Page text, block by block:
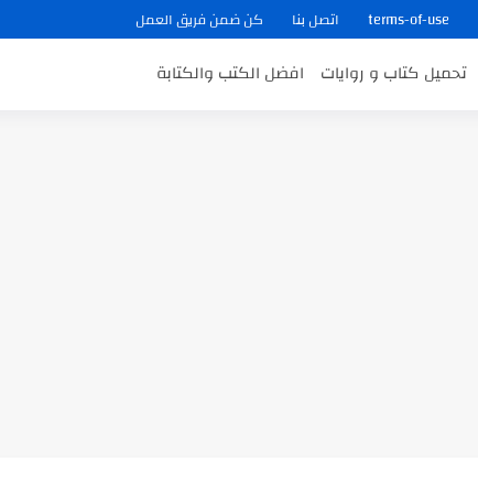
terms-of-use اتصل بنا كن ضمن فريق العمل
تحميل كتاب و روايات افضل الكتب والكتابة